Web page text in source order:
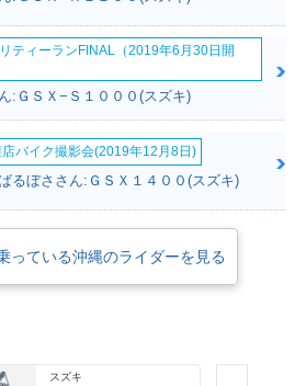
ティーランFINAL（2019年6月30日開
:ＧＳＸ−Ｓ１０００(スズキ)
バイク撮影会(2019年12月8日)
るぼささん:ＧＳＸ１４００(スズキ)
っている沖縄のライダーを見る
スズキ